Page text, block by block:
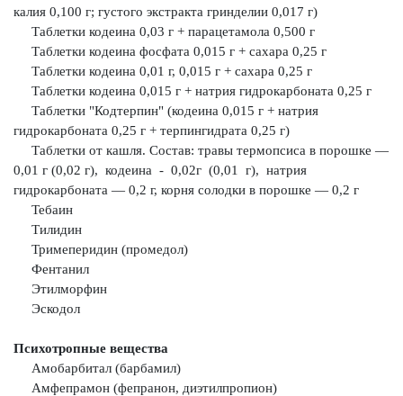
калия 0,100 г; густого экстракта гринделии 0,017 г)
Таблетки кодеина 0,03 г + парацетамола 0,500 г
Таблетки кодеина фосфата 0,015 г + сахара 0,25 г
Таблетки кодеина 0,01 г, 0,015 г + сахара 0,25 г
Таблетки кодеина 0,015 г + натрия гидрокарбоната 0,25 г
Таблетки "Кодтерпин" (кодеина 0,015 г + натрия
гидрокарбоната 0,25 г + терпингидрата 0,25 г)
Таблетки от кашля. Состав: травы термопсиса в порошке —
0,01 г (0,02 г), кодеина - 0,02г (0,01 г), натрия
гидрокарбоната — 0,2 г, корня солодки в порошке — 0,2 г
Тебаин
Тилидин
Тримеперидин (промедол)
Фентанил
Этилморфин
Эскодол
Психотропные вещества
Амобарбитал (барбамил)
Амфепрамон (фепранон, диэтилпропион)